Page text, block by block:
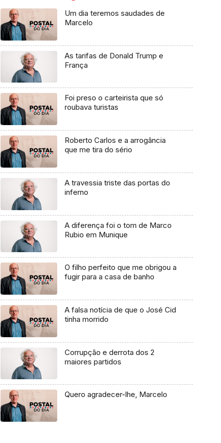
Um dia teremos saudades de
Marcelo
As tarifas de Donald Trump e
França
Foi preso o carteirista que só
roubava turistas
Roberto Carlos e a arrogância
que me tira do sério
A travessia triste das portas do
inferno
A diferença foi o tom de Marco
Rubio em Munique
O filho perfeito que me obrigou a
fugir para a casa de banho
A falsa notícia de que o José Cid
tinha morrido
Corrupção e derrota dos 2
maiores partidos
Quero agradecer-lhe, Marcelo